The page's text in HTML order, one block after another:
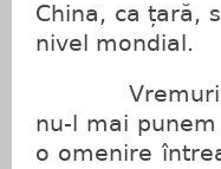
China, ca țară,
nivel mondial.
Vremuri
nu-l mai
o omenire